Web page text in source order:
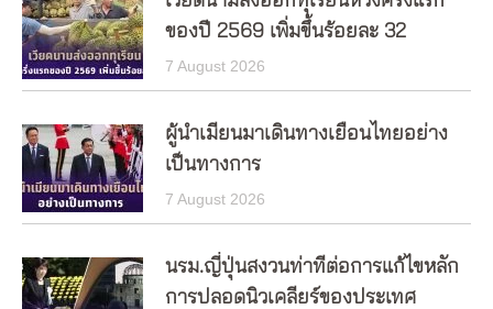
ของปี 2569 เพิ่มขึ้นร้อยละ 32
7 August 2026
ผู้นำเมียนมาเดินทางเยือนไทยอย่าง
เป็นทางการ
7 August 2026
นรม.ญี่ปุ่นสงวนท่าทีต่อการแก้ไขหลัก
การปลอดนิวเคลียร์ของประเทศ